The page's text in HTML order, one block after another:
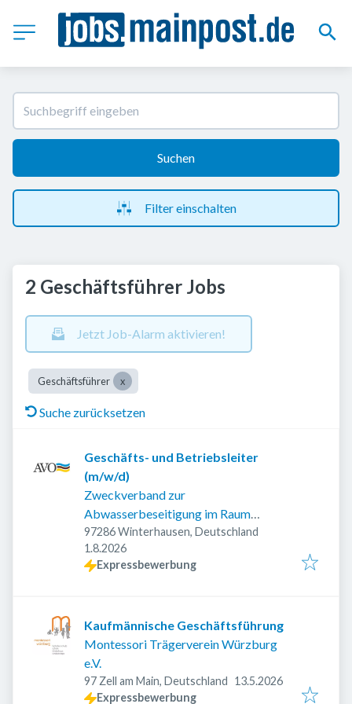
Suchen
Filter einschalten
2 Geschäftsführer Jobs
Jetzt Job-Alarm aktivieren!
Geschäftsführer
Suche zurücksetzen
Geschäfts- und Betriebsleiter
(m/w/d)
Zweckverband zur
Abwasserbeseitigung im Raum
Ochsenfurt
97286 Winterhausen, Deutschland
Veröffentlicht
1.8.2026
Expressbewerbung
Kaufmännische Geschäftsführung
Montessori Trägerverein Würzburg
e.V.
97 Zell am Main, Deutschland Veröffentlicht
13.5.2026
Expressbewerbung